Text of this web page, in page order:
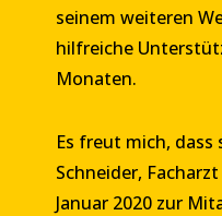
seinem weiteren
hilfreiche
Monaten.
Es freut mich, dass
Schneider,
Januar 2020 zur